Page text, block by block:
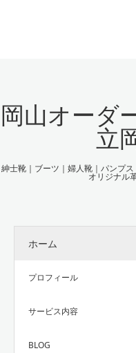
岡山オーダ
立
紳士靴｜ブーツ｜婦人靴｜パンプ
オリジナル
ホーム
プロフィール
サービス内容
BLOG